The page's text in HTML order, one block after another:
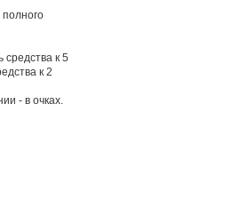
к 5
к 2
- в очках.